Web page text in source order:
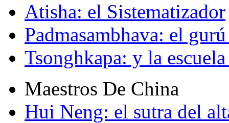
Atisha: el Sistematizador
Padmasambhava: el
Tsonghkapa: y la
Maestros De China
Hui Neng: el sutra del